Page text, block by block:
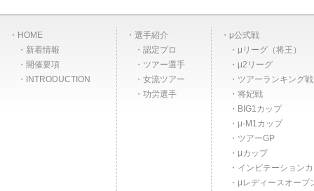
HOME
新着情報
開催要項
INTRODUCTION
選手紹介
認定プロ
ツアー選手
女流ツアー
功労選手
μ公式戦
μリーグ（将王）
μ2リーグ
ツアーランキング
将妃戦
BIG1カップ
μ-M1カップ
ツアーGP
μカップ
インビテーション
μレディースオープ